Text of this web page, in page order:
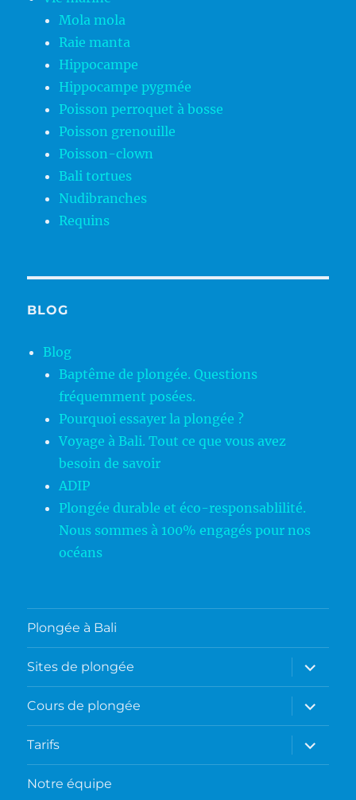
Mola mola
Raie manta
Hippocampe
Hippocampe pygmée
Poisson perroquet à bosse
Poisson grenouille
Poisson-clown
Bali tortues
Nudibranches
Requins
BLOG
Blog
Baptême de plongée. Questions
fréquemment posées.
Pourquoi essayer la plongée ?
Voyage à Bali. Tout ce que vous avez
besoin de savoir
ADIP
Plongée durable et éco-responsablilité.
Nous sommes à 100% engagés pour nos
océans
Plongée à Bali
Sites de plongée
ouvrir
le
sous-
menu
Cours de plongée
ouvrir
le
sous-
menu
Tarifs
ouvrir
le
sous-
Notre équipe